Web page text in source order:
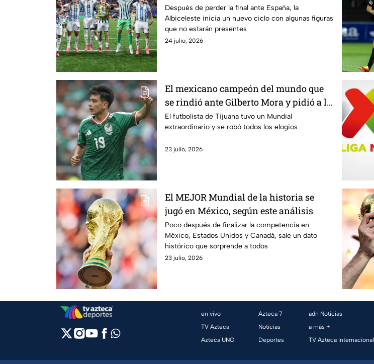
retiro
Después de perder la final ante España, la
Albiceleste inicia un nuevo ciclo con algunas figuras
que no estarán presentes
24 julio, 2026
El mexicano campeón del mundo que
se rindió ante Gilberto Mora y pidió a la
Liga BBVA MX: "Debería haber tres
como él"
El futbolista de Tijuana tuvo un Mundial
extraordinario y se robó todos los elogios
23 julio, 2026
El MEJOR Mundial de la historia se
jugó en México, según este análisis
Poco después de finalizar la competencia en
México, Estados Unidos y Canadá, sale un dato
histórico que sorprende a todos
23 julio, 2026
en vivo
TV Azteca
Azteca UNO
Azteca 7
Noticias
Deportes
adn Noticias
a más +
TV Azteca Internacional